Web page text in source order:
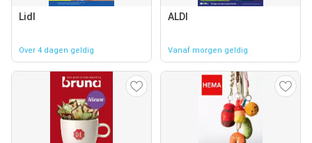
Lidl
Over 4 dagen geldig
ALDI
Vanaf morgen geldig